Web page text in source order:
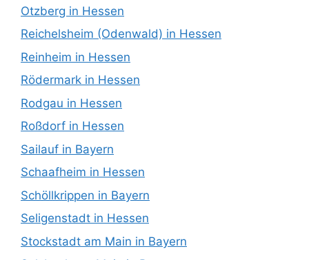
Otzberg in Hessen
Reichelsheim (Odenwald) in Hessen
Reinheim in Hessen
Rödermark in Hessen
Rodgau in Hessen
Roßdorf in Hessen
Sailauf in Bayern
Schaafheim in Hessen
Schöllkrippen in Bayern
Seligenstadt in Hessen
Stockstadt am Main in Bayern